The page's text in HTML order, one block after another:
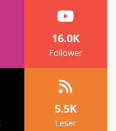
16.0K
Follower
5.5K
Leser